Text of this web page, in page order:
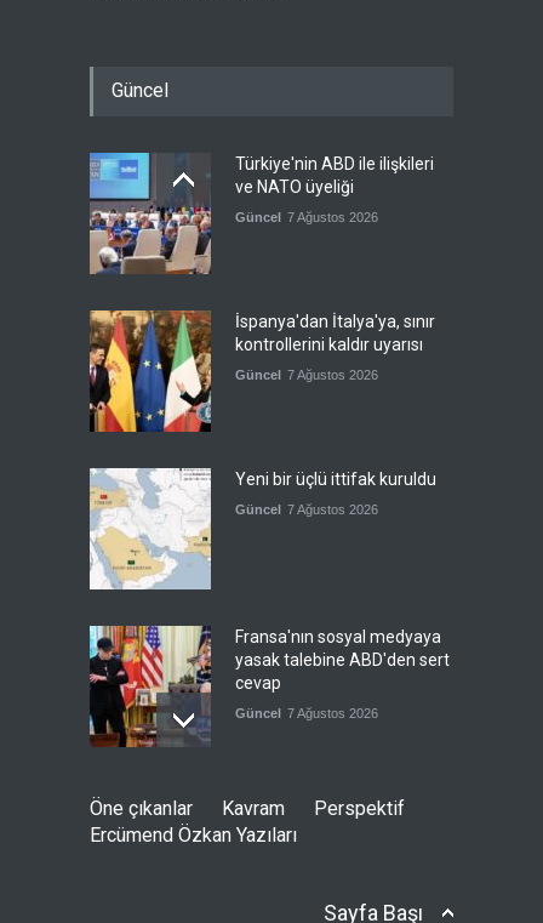
Güncel
Türkiye'nin ABD ile ilişkileri
ve NATO üyeliği
Güncel 7 Ağustos 2026
İspanya'dan İtalya'ya, sınır
kontrollerini kaldır uyarısı
Güncel 7 Ağustos 2026
Yeni bir üçlü ittifak kuruldu
Güncel 7 Ağustos 2026
Fransa'nın sosyal medyaya
yasak talebine ABD'den sert
cevap
Güncel 7 Ağustos 2026
devrede
Öne çıkanlar Kavram
Perspektif
Ercümend Özkan Yazıları
Sayfa Başı